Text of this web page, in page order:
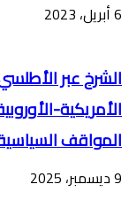
6 أبريل، 2023
الشرخ عبر
الأمريكية-
المواقف
9 ديسمبر، 2025